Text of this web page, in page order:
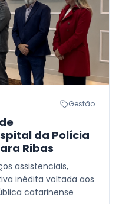
Gestão
da Polícia
Ribas
assistenciais,
inédita voltada aos
catarinense